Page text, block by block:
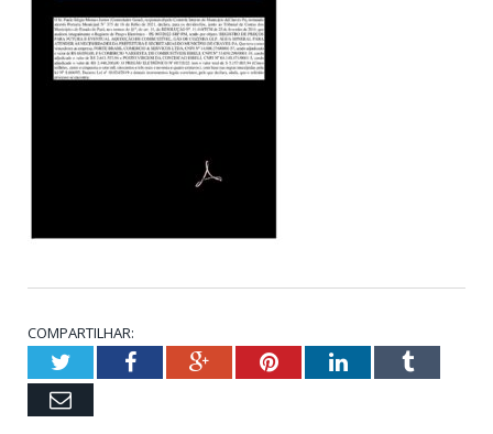
COMPARTILHAR:
TwitterFacebookGoogle+PinterestLinkedInTumblr
Email